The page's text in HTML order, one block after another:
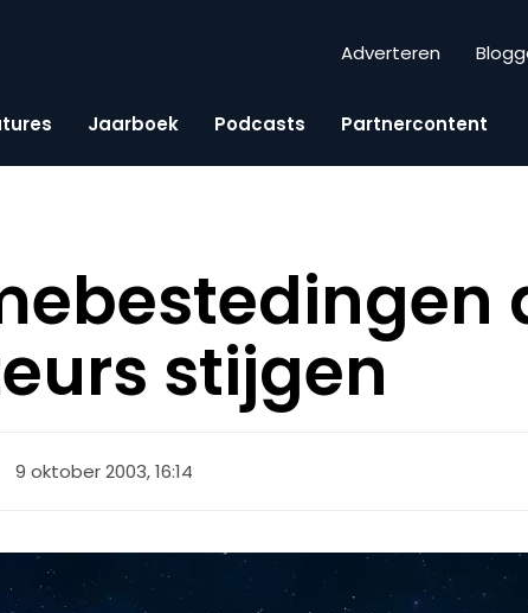
Adverteren
Jaarboek Podcasts Partnercontent
stijgen
9 oktober 2003, 16:14